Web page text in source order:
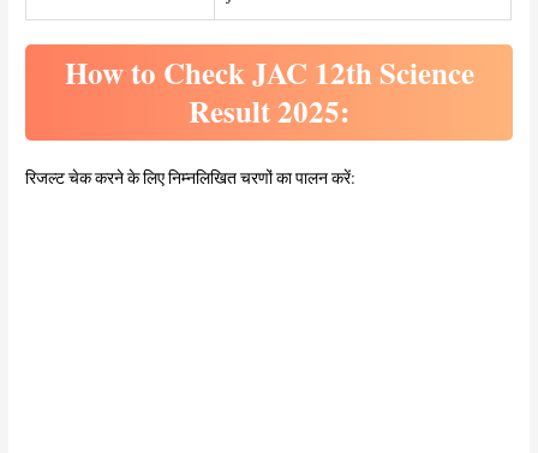
How to Check JAC 12th Science
Result 2025:
रिजल्ट चेक करने के लिए निम्नलिखित चरणों का पालन करें: